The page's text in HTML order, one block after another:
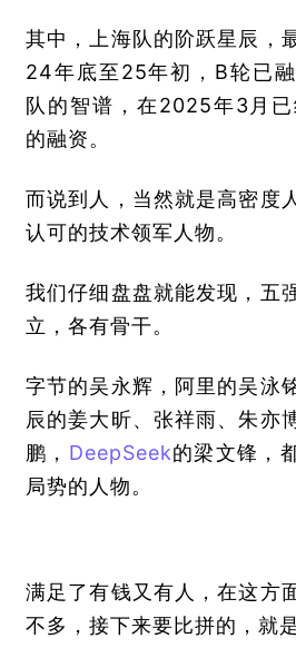
其中，上海队的阶跃星辰，
24年底至25年初，B轮已融
队的智谱，在2025年3月
的融资。
而说到人，当然就是高密度
认可的技术领军人物。
我们仔细盘盘就能发现，五
立，各有骨干。
字节的吴永辉，阿里的吴泳
辰的姜大昕、张祥雨、朱亦
鹏， DeepSeek的梁文锋，
局势的人物。
满足了有钱又有人，在这方
不多，接下来要比拼的，就